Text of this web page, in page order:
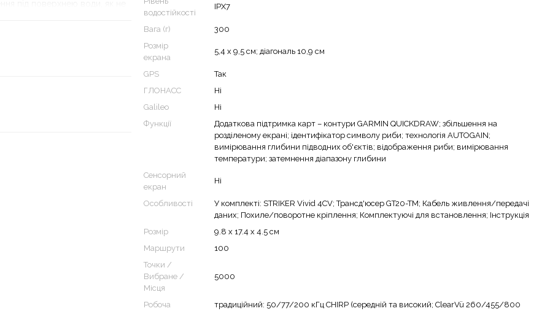
водостійкості
IPX7
Вага (г)
300
Розмір
екрана
5,4 х 9,5 см; діагональ 10,9 см
GPS
Так
ГЛОНАСС
Ні
Galileo
Ні
Функції
Додаткова підтримка карт – контури GARMIN QUICKDRAW; збільшення на
розділеному екрані; ідентифікатор символу риби; технологія AUTOGAIN;
вимірювання глибини підводних об'єктів; відображення риби; вимірювання
температури; затемнення діапазону глибини
Сенсорний
екран
Ні
Особливості
У комплекті: STRIKER Vivid 4CV; Трансд'юсер GT20-TM; Кабель живлення/передачі
даних; Похиле/поворотне кріплення; Комплектуючі для встановлення; Інструкція
Розмір
9.8 x 17.4 x 4.5 см
Маршрути
100
Точки /
Вибране /
Місця
5000
Робоча
традиційний: 50/77/200 кГц CHIRP (середній та високий; ClearVü 260/455/800